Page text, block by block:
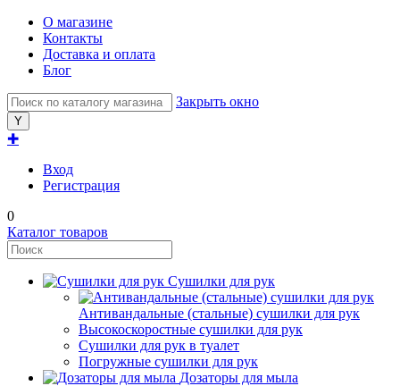
О магазине
Контакты
Доставка и оплата
Блог
Закрыть окно
✚
Вход
Регистрация
0
Каталог товаров
Сушилки для рук
Антивандальные (стальные) сушилки для рук
Высокоскоростные сушилки для рук
Сушилки для рук в туалет
Погружные сушилки для рук
Дозаторы для мыла